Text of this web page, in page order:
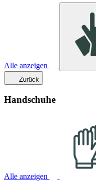
Alle anzeigen
Zurück
Handschuhe
Alle anzeigen